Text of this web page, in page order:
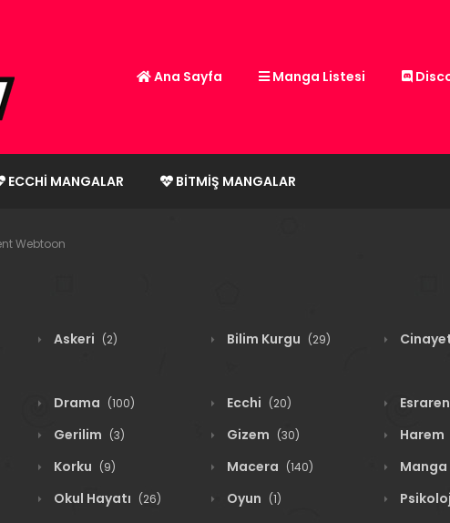
Ana Sayfa Manga Listesi
ECCHI MANGALAR BITMIŞ MANGALAR
Webtoon
Askeri (2) Bilim Kurgu (29)
Drama (100) Ecchi (20)
Gerilim (3) Gizem (30) Harem
Korku (9) Macera (140) Manga
Okul Hayatı (26) Oyun (1)